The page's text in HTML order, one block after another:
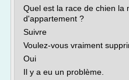
Quel est la race de chien la
d'appartement ?
Suivre
Voulez-vous vraiment
Oui
Il y a eu un problème.